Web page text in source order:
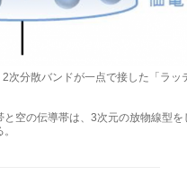
次分散バンドが一点で接した「ラッ
空の伝導帯は、3次元の放物線型